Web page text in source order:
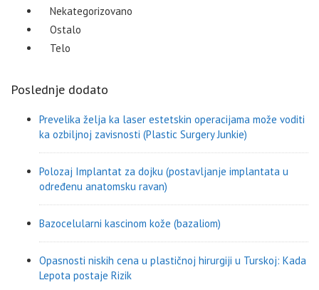
Nekategorizovano
Ostalo
Telo
Poslednje dodato
Prevelika želja ka laser estetskin operacijama može voditi
ka ozbiljnoj zavisnosti (Plastic Surgery Junkie)
Polozaj Implantat za dojku (postavljanje implantata u
određenu anatomsku ravan)
Bazocelularni kascinom kože (bazaliom)
Opasnosti niskih cena u plastičnoj hirurgiji u Turskoj: Kada
Lepota postaje Rizik